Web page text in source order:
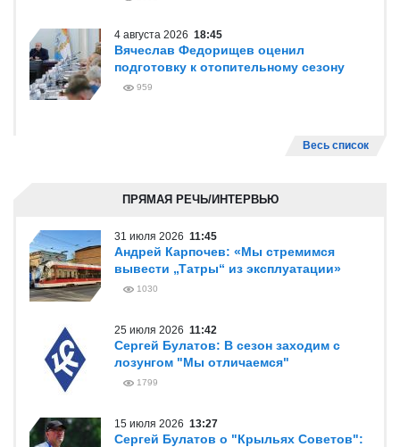
4 августа 2026 18:45
Вячеслав Федорищев оценил
подготовку к отопительному сезону
959
Весь список
ПРЯМАЯ РЕЧЬ/ИНТЕРВЬЮ
31 июля 2026 11:45
Андрей Карпочев: «Мы стремимся
вывести „Татры“ из эксплуатации»
1030
25 июля 2026 11:42
Сергей Булатов: В сезон заходим с
лозунгом "Мы отличаемся"
1799
15 июля 2026 13:27
Сергей Булатов о "Крыльях Советов":